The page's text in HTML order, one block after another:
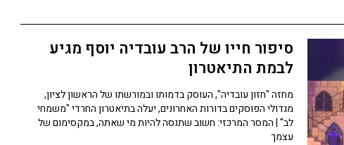
סיפור חייו של הרב עובדיה יוסף מגיע
לבמת התיאטרון
מחזה "חזון עובדיה", העוסק בדמותו ובמורשתו של הראשון לציון,
מגדולי הפוסקים בדורות האחרונים, יעלה בתיאטרון החרדי "משמחי
לב" | המסר המרכזי: חשוב שתנסה להיות מי שאתה, במקסימום של
עצמך